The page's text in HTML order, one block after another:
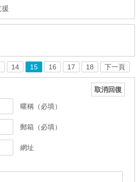
援
14 15 16 17 18 下一頁
取消回復
暱稱（必填）
郵箱（必填）
網址